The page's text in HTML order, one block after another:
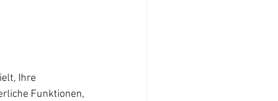
Ihre
Funktionen,